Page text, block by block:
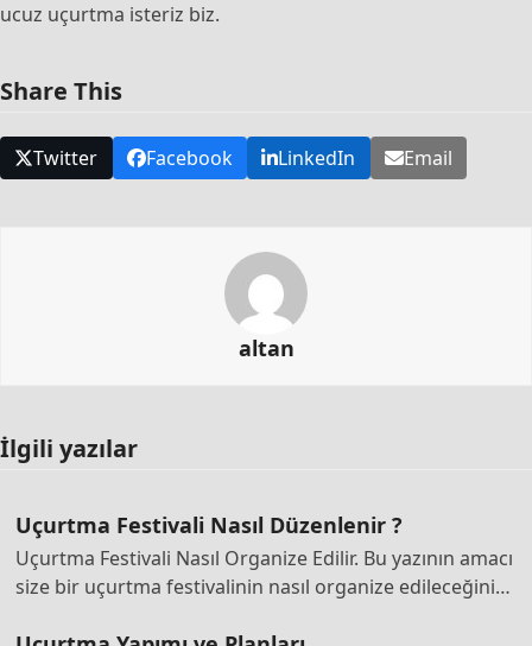
ucuz uçurtma isteriz biz.
Share This
Twitter Facebook LinkedIn Email
altan
İlgili yazılar
Uçurtma Festivali Nasıl Düzenlenir ?
Uçurtma Festivali Nasıl Organize Edilir. Bu yazının amacı
size bir uçurtma festivalinin nasıl organize edileceğini…